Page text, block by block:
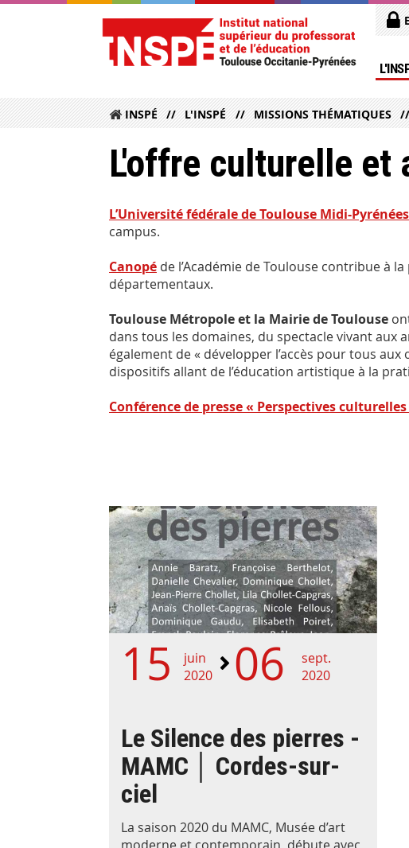
INSPÉ L'INSPÉ MISSIONS THÉMATIQUES
L'offre culturelle et
L’Université fédérale de Toulouse Midi-Pyrénées
campus.
Canopé de l’Académie de Toulouse contribue à
départementaux.
Toulouse Métropole et la Mairie de Toulouse
dans tous les domaines, du spectacle vivant aux
également de « développer l’accès pour tous
dispositifs allant de l’éducation artistique à la
Conférence de presse « Perspectives
15
juin
2020
06
sept.
2020
Le Silence des pierres -
MAMC │ Cordes-sur-
ciel
La saison 2020 du MAMC, Musée d’art